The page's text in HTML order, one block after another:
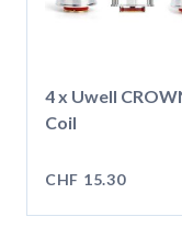
4 x Uwell
Coil
CHF 15.30